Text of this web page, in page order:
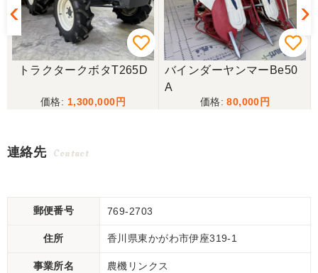
トラクタークボタT265D
1,300,000
バインダーヤンマーBe50
A
80,000
連絡先 Contact
郵便番号 769-2703
住所 香川県東かがわ市伊座319-1
事業所名 農機リンクス